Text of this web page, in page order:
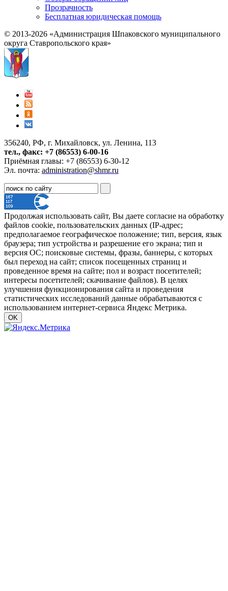
Прозрачность
Бесплатная юридическая помощь
© 2013-2026 «Администрация Шпаковского муниципального
округа Ставропольского края»
356240, РФ, г. Михайловск, ул. Ленина, 113
тел., факс: +7 (86553) 6-00-16
Приёмная главы: +7 (86553) 6-30-12
Эл. почта: administration@shmr.ru
Продолжая использовать сайт, Вы даете согласие на обработку
файлов cookie, пользовательских данных (IP-адрес;
предполагаемое географическое положение; тип, версия, язык
браузера; тип устройства и разрешение его экрана; тип и
версия ОС; поисковые системы, фразы, баннеры, с которых
был переход на сайт; список посещенных страниц и
проведенное время на сайте; пол и возраст посетителей;
интересы посетителей; скачивание файлов). В целях
улучшения функционирования сайта и проведения
статистических исследований данные обрабатываются с
использованием интернет-сервиса Яндекс Метрика.
OK